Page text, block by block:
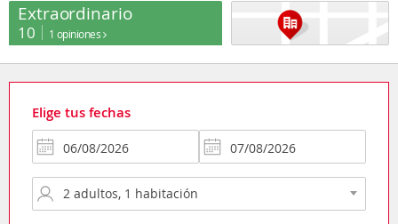
Extraordinario
10 1 opiniones
Elige tus fechas